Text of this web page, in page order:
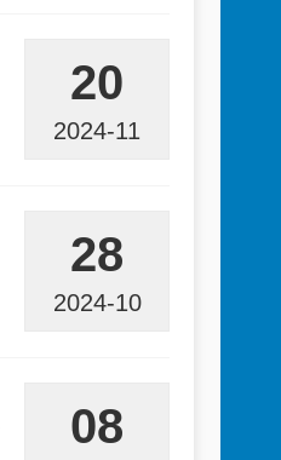
20
2024-11
28
2024-10
08